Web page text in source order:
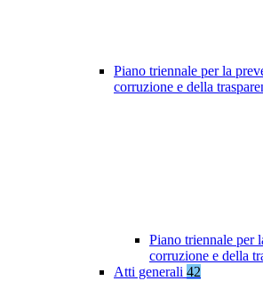
Piano triennale per la
corruzione e della
Piano triennale per
corruzione e della
Atti generali 42